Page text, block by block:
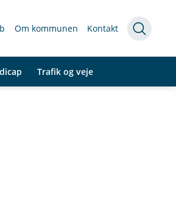
Om kommunen Kontakt
Trafik og veje